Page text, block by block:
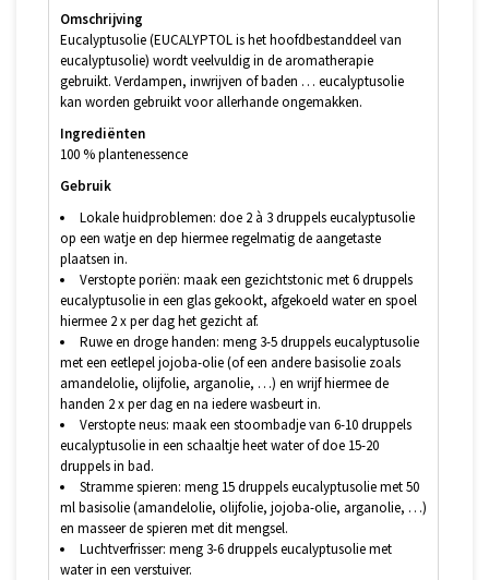
Omschrijving
Eucalyptusolie (EUCALYPTOL is het hoofdbestanddeel van
eucalyptusolie) wordt veelvuldig in de aromatherapie
gebruikt. Verdampen, inwrijven of baden … eucalyptusolie
kan worden gebruikt voor allerhande ongemakken.
Ingrediënten
100 % plantenessence
Gebruik
Lokale huidproblemen: doe 2 à 3 druppels eucalyptusolie
op een watje en dep hiermee regelmatig de aangetaste
plaatsen in.
Verstopte poriën: maak een gezichtstonic met 6 druppels
eucalyptusolie in een glas gekookt, afgekoeld water en spoel
hiermee 2 x per dag het gezicht af.
Ruwe en droge handen: meng 3-5 druppels eucalyptusolie
met een eetlepel jojoba-olie (of een andere basisolie zoals
amandelolie, olijfolie, arganolie, …) en wrijf hiermee de
handen 2 x per dag en na iedere wasbeurt in.
Verstopte neus: maak een stoombadje van 6-10 druppels
eucalyptusolie in een schaaltje heet water of doe 15-20
druppels in bad.
Stramme spieren: meng 15 druppels eucalyptusolie met 50
ml basisolie (amandelolie, olijfolie, jojoba-olie, arganolie, …)
en masseer de spieren met dit mengsel.
Luchtverfrisser: meng 3-6 druppels eucalyptusolie met
water in een verstuiver.